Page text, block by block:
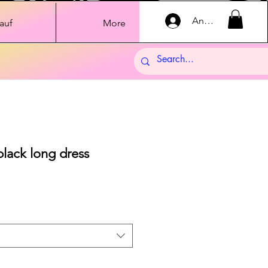
More Anmelden
long dress